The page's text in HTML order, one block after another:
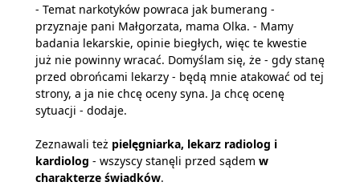
- Temat narkotyków powraca jak bumerang -
przyznaje pani Małgorzata, mama Olka. - Mamy
badania lekarskie, opinie biegłych, więc te kwestie
już nie powinny wracać. Domyślam się, że - gdy stanę
przed obrońcami lekarzy - będą mnie atakować od tej
strony, a ja nie chcę oceny syna. Ja chcę ocenę
sytuacji - dodaje.
Zeznawali też pielęgniarka, lekarz radiolog i
kardiolog - wszyscy stanęli przed sądem w
charakterze świadków.